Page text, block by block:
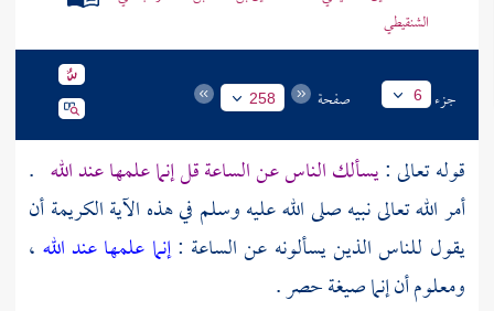
الشنقيطي
جزء 6 صفحة 258
قوله تعالى :يسألك الناس عن الساعة قل إنما علمها عند الله .
أمر الله تعالى نبيه صلى الله عليه وسلم في هذه الآية الكريمة أن
يقول للناس الذين يسألونه عن الساعة :إنما علمها عند الله ،
ومعلوم أن إنما صيغة حصر .